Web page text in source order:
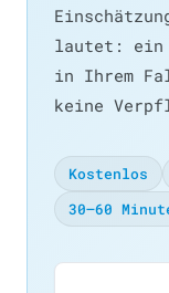
lautet: ein
in Ihrem
keine
Kostenlos
30–60